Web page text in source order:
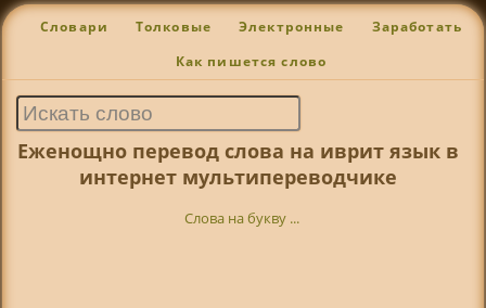
Словари Толковые Электронные Заработать
Как пишется слово
Еженощно перевод слова на иврит язык в
интернет мультипереводчике
Слова на букву ...